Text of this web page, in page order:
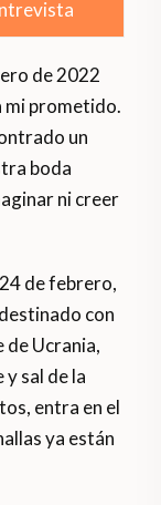
de 2022
mi prometido.
un
boda
ni creer
de febrero,
con
Ucrania,
sal de la
entra en el
ya están